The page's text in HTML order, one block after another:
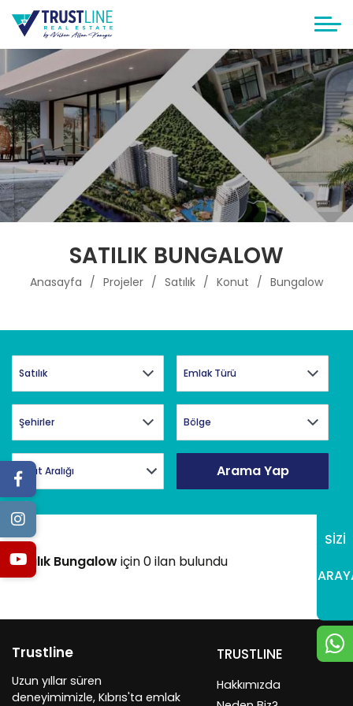
SATILIK BUNGALOW
Anasayfa Projeler Satılık Konut Bungalow
SİZİ
Fiyat Aralığı Arama Yap
Satılık Bungalowiçin 0 ilan bulundu
Trustline
Uzun yıllar süren
deneyimimizle, Kıbrıs'ta emlak
TRUSTLINE
Hakkımızda